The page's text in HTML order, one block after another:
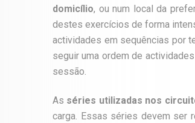
domicílio, ou num local da
destes exercícios de forma
actividades em sequências por
seguir uma ordem de
sessão.
As séries utilizadas nos
carga. Essas séries devem ser